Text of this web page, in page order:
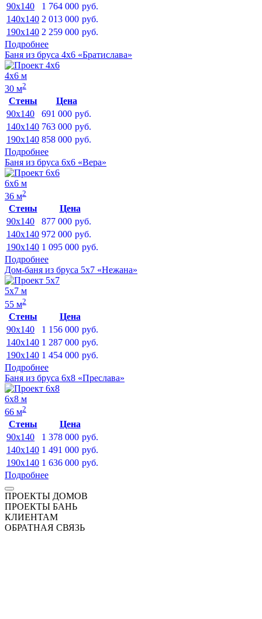
90x140
1 764 000 руб.
140x140 2 013 000 руб.
190x140 2 259 000 руб.
Подробнее
Баня из бруса 4х6 «Братислава»
4х6 м
30 м2
Стены
Цена
90x140
691 000 руб.
140x140 763 000 руб.
190x140 858 000 руб.
Подробнее
Баня из бруса 6х6 «Вера»
6х6 м
36 м2
Стены
Цена
90x140
877 000 руб.
140x140 972 000 руб.
190x140 1 095 000 руб.
Подробнее
Дом-баня из бруса 5х7 «Нежана»
5х7 м
55 м2
Стены
Цена
90x140
1 156 000 руб.
140x140 1 287 000 руб.
190x140 1 454 000 руб.
Подробнее
Баня из бруса 6х8 «Преслава»
6х8 м
66 м2
Стены
Цена
90x140
1 378 000 руб.
140x140 1 491 000 руб.
190x140 1 636 000 руб.
Подробнее
ПРОЕКТЫ ДОМОВ
ПРОЕКТЫ БАНЬ
КЛИЕНТАМ
ОБРАТНАЯ СВЯЗЬ